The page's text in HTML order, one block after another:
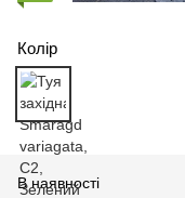
Колір
В наявності